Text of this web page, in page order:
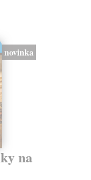
novinka
na